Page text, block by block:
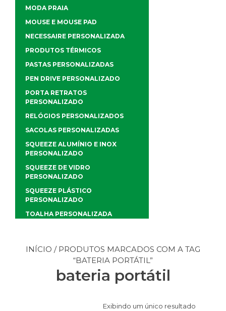
INÍCIO / PRODUTOS MARCADOS COM A TAG
“BATERIA PORTÁTIL”
bateria portátil
Exibindo um único resultado
MODA PRAIA
MOUSE E MOUSE PAD
NECESSAIRE PERSONALIZADA
PRODUTOS TÉRMICOS
PASTAS PERSONALIZADAS
PEN DRIVE PERSONALIZADO
PORTA RETRATOS
PERSONALIZADO
RELÓGIOS PERSONALIZADOS
SACOLAS PERSONALIZADAS
SQUEEZE ALUMÍNIO E INOX
PERSONALIZADO
SQUEEZE DE VIDRO
PERSONALIZADO
SQUEEZE PLÁSTICO
PERSONALIZADO
TOALHA PERSONALIZADA